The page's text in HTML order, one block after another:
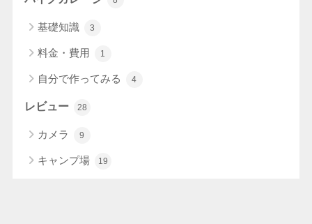
基礎知識 3
料金・費用 1
自分で作ってみる 4
レビュー 28
カメラ 9
キャンプ場 19